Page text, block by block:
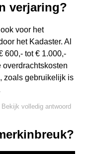
verjaring?
voor het
het Kadaster. Al
600,- tot € 1.000,-
overdrachtskosten
zoals gebruikelijk is
Bekijk volledig antwoord